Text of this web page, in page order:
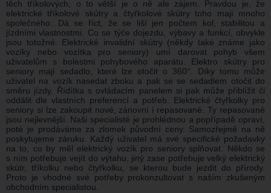
těch tříkolových, o to větší je o ně ale zájem. Pravdou je, že
elektrické tříkolové skútry a čtyřkolové skútry toho mají mnoho
společného. Dá se říct, že se liší jen počtem kol, stabilitou a
jízdními vlastnostmi. Co se týče dojezdu, výbavy a funkcí, obvykle
jsou totožné. Elektrické invalidní skútry (někdy také známe jako
vozíky nebo vozítka pro seniory) umí darovat pohyb všem
uživatelům s bolestmi pohybového aparátu. Elektro skútry pro
seniory mají sedadlo, které lze otočit o 360°. Díky tomu může
uživatel na vozík nasedat zboku a pak se se sedadlem otočit do
směru jízdy. Řídítka s ovládacím panelem si pak může přiblížit či
oddálit dle vlastních preferencí a potřeb. Elektrické čtyřkolky pro
seniory si lze zakoupit nové, zánovní i repasované. Ty repasované
jsou nejlevnější. Naši specialisté je prohlédnou a popřípadě opraví,
poté je prodáváme za zlomek původní ceny. Samozřejmě na ně
poskytujeme záruku. Každý uživatel má své specifické požadavky
na to, co by měl elektrický vozík pro seniory splňovat. Někdo se
s ním potřebuje vejít do výtahu, jiný zase potřebuje velký elektrický
skútr, tříkolku nebo čtyřkolku, se kterou bude jezdit do přírody.
Proto je vhodné své potřeby prokonzultovat s naším zkušeným
obchodním specialistou.